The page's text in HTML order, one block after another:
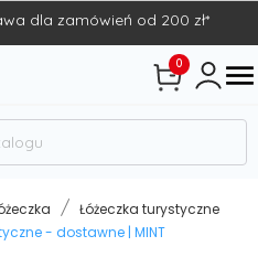
dla zamówień od 200 zł*
0 
Łóżeczka turystyczne
- dostawne | MINT